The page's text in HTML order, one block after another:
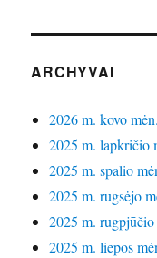
ARCHYVAI
2026 m. kovo mėn.
2025 m. lapkričio
2025 m. spalio
2025 m. rugsėjo
2025 m. rugpjūčio
2025 m. liepos